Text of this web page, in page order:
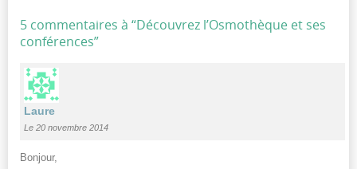
5 commentaires à “Découvrez l’Osmothèque et ses
conférences”
Laure
Le 20 novembre 2014
Bonjour,